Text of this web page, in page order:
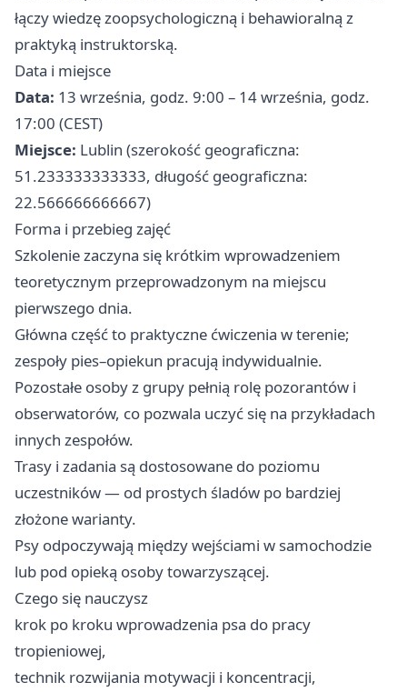
łączy wiedzę zoopsychologiczną i behawioralną z
praktyką instruktorską.
Data i miejsce
Data: 13 września, godz. 9:00 – 14 września, godz.
17:00 (CEST)
Miejsce: Lublin (szerokość geograficzna:
51.233333333333, długość geograficzna:
22.566666666667)
Forma i przebieg zajęć
Szkolenie zaczyna się krótkim wprowadzeniem
teoretycznym przeprowadzonym na miejscu
pierwszego dnia.
Główna część to praktyczne ćwiczenia w terenie;
zespoły pies–opiekun pracują indywidualnie.
Pozostałe osoby z grupy pełnią rolę pozorantów i
obserwatorów, co pozwala uczyć się na przykładach
innych zespołów.
Trasy i zadania są dostosowane do poziomu
uczestników — od prostych śladów po bardziej
złożone warianty.
Psy odpoczywają między wejściami w samochodzie
lub pod opieką osoby towarzyszącej.
Czego się nauczysz
krok po kroku wprowadzenia psa do pracy
tropieniowej,
technik rozwijania motywacji i koncentracji,